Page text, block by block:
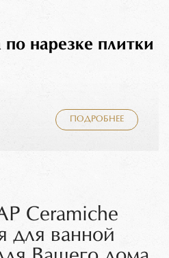
по нарезке плитки
ПОДРОБНЕЕ
Ceramiche
для ванной